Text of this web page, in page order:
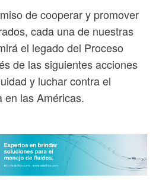
de cooperar y promover
cada una de nuestras
el legado del Proceso
de las siguientes acciones
y luchar contra el
en las Américas.